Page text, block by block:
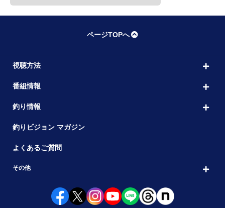
こちら東海です。DX
初回放送：2023/12/18
10:00
目指せ！初秋の淡路島で爆釣ファミリ
船釣り
ページTOPへ
視聴方法
番組情報
釣り情報
釣りビジョン マガジン
よくあるご質問
その他